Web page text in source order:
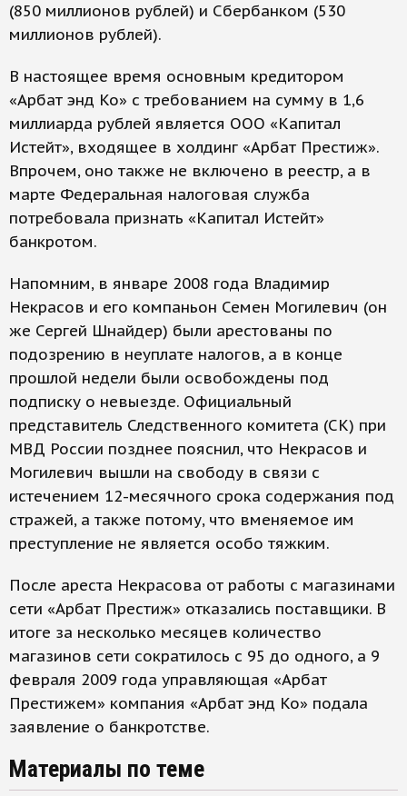
(850 миллионов рублей) и Сбербанком (530
миллионов рублей).
В настоящее время основным кредитором
«Арбат энд Ко» с требованием на сумму в 1,6
миллиарда рублей является ООО «Капитал
Истейт», входящее в холдинг «Арбат Престиж».
Впрочем, оно также не включено в реестр, а в
марте Федеральная налоговая служба
потребовала признать «Капитал Истейт»
банкротом.
Напомним, в январе 2008 года Владимир
Некрасов и его компаньон Семен Могилевич (он
же Сергей Шнайдер) были арестованы по
подозрению в неуплате налогов, а в конце
прошлой недели были освобождены под
подписку о невыезде. Официальный
представитель Следственного комитета (СК) при
МВД России позднее пояснил, что Некрасов и
Могилевич вышли на свободу в связи с
истечением 12-месячного срока содержания под
стражей, а также потому, что вменяемое им
преступление не является особо тяжким.
После ареста Некрасова от работы с магазинами
сети «Арбат Престиж» отказались поставщики. В
итоге за несколько месяцев количество
магазинов сети сократилось с 95 до одного, а 9
февраля 2009 года управляющая «Арбат
Престижем» компания «Арбат энд Ко» подала
заявление о банкротстве.
Материалы по теме